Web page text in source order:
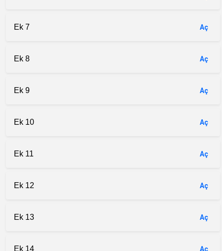
Ek 7 Aç
Ek 8 Aç
Ek 9 Aç
Ek 10 Aç
Ek 11 Aç
Ek 12 Aç
Ek 13 Aç
Ek 14 Aç